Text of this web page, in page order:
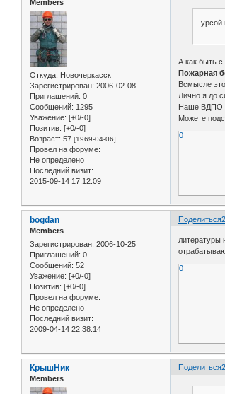
Members
Откуда: Новочеркасск
Зарегистрирован: 2006-02-08
Приглашений: 0
Сообщений: 1295
Уважение: [+0/-0]
Позитив: [+0/-0]
Возраст: 57 [1969-04-06]
Провел на форуме:
Не определено
Последний визит:
2015-09-14 17:12:09
урсой
А как быть с
Пожарная
Всмысле
Лично я до
Наше ВДПО
Можете
0
Поделиться
bogdan
Members
Зарегистрирован: 2006-10-25
Приглашений: 0
Сообщений: 52
Уважение: [+0/-0]
Позитив: [+0/-0]
Провел на форуме:
Не определено
Последний визит:
2009-04-14 22:38:14
литературы
0
Поделиться
КрышНик
Members